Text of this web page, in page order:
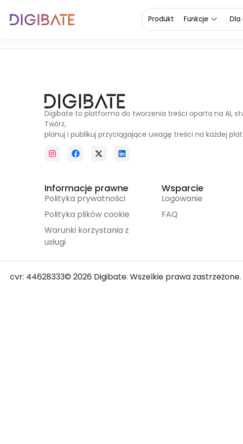
Żywność iProdukt Funkcje Dla
Digibate to platforma do tworzenia treści oparta na AI,
Twórz,
planuj i publikuj przyciągające uwagę treści na każdej
Informacje prawne
Polityka prywatności
Polityka plików cookie
Warunki korzystania z
usługi
Wsparcie
Logowanie
FAQ
cvr: 44628333© 2026 Digibate. Wszelkie prawa zastrzeżone.